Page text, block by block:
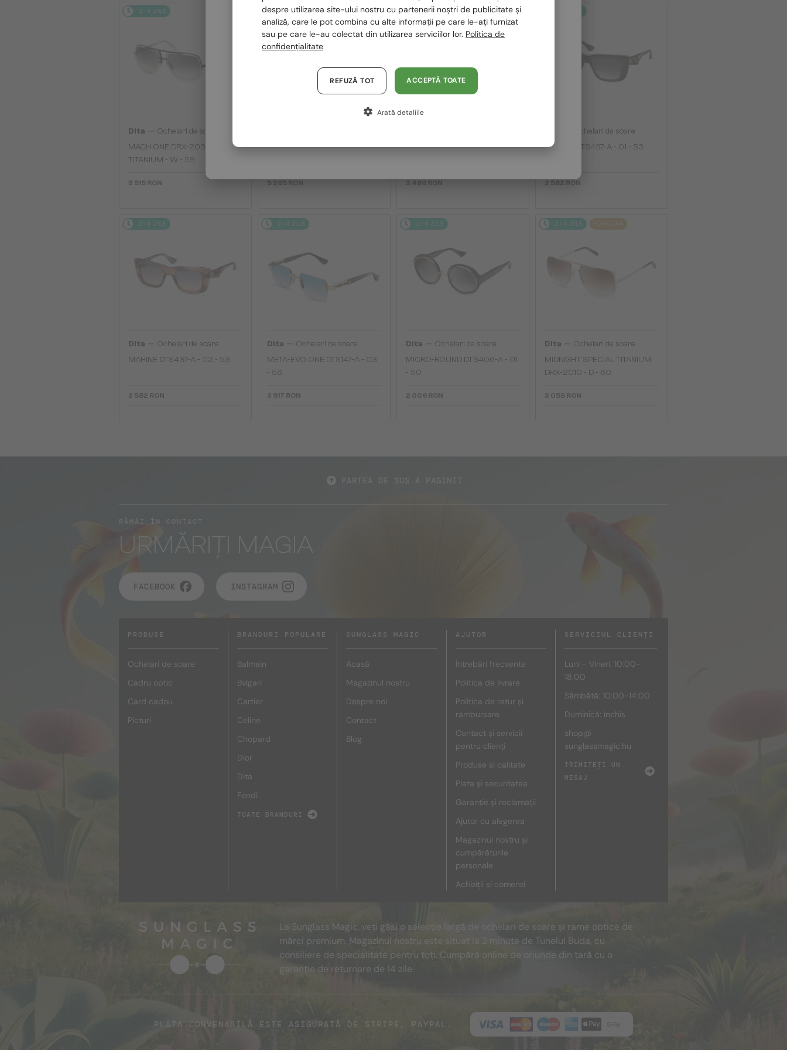
2-4 ZILE
Dita
Ochelari de soare
MACH ONE DRX-2030
TITANIUM - W - 59
3 515 RON
2-4 ZILE
MACH SIX//TITANIUM DTS121 -
5 265 RON
2-4 ZILE
MACH-S DTS412-A - 04 - 55
3 486 RON
Ochelari de soare
MAHINE DTS437-A - 01 - 53
2 582 RON
2-4 ZILE
Dita
Ochelari de soare
MAHINE DTS437-A - 02 - 53
2 582 RON
2-4 ZILE
Dita
Ochelari de soare
META-EVO ONE DTS147-A - 03
- 56
3 917 RON
2-4 ZILE
Dita
Ochelari de soare
MICRO-ROUND DTS406-A - 01
- 50
2 009 RON
2-4 ZILE
Dita
Ochelari de soare
MIDNIGHT SPECIAL TITANIUM
DRX-2010 - D - 60
3 056 RON
RĂMÂI ÎN CONTACT
URMĂRIȚI MAGIA
FACEBOOK INSTAGRAM
PRODUSE
Ochelari de soare
Cadru optic
Card cadou
Picturi
BRANDURI POPULARE
Balmain
Bvlgari
Cartier
Celine
Chopard
Dior
Dita
Fendi
TOATE BRANDURI
SUNGLASS MAGIC
Acasă
Magazinul nostru
Despre noi
Contact
Blog
AJUTOR
Întrebări frecvente
Politica de livrare
Politica de retur și
rambursare
Contact și servicii
pentru clienți
Produse și calitate
Plata și securitatea
Garanție și reclamații
Ajutor cu alegerea
Magazinul nostru și
cumpărăturile
personale
Achiziții și comenzi
SERVICIUL CLIENȚI
Luni - Vineri: 10:00-
18:00
Sâmbătă: 10:00-14:00
Duminică: închis
shop@
sunglassmagic.hu
TRIMITEȚI UN
MESAJ
La Sunglass Magic, veți găsi o selecție largă de ochelari de soare și rame optice de
mărci premium. Magazinul nostru este situat la 2 minute de Tunelul Buda, cu
consiliere de specialitate pentru toți. Cumpără online de oriunde din țară cu o
garanție de returnare de 14 zile.
PLATA CONVENABILĂ ESTE ASIGURATĂ DE STRIPE, PAYPAL.
Polska / PL
Magyarország / HU
Austria / AT
despre utilizarea site-ului nostru cu partenerii noștri de publicitate și
analiză, care le pot combina cu alte informații pe care le-ați furnizat
sau pe care le-au colectat din utilizarea serviciilor lor. Politica de
confidențialitate
ACCEPTĂ TOATE
REFUZĂ TOT
Arată detaliile